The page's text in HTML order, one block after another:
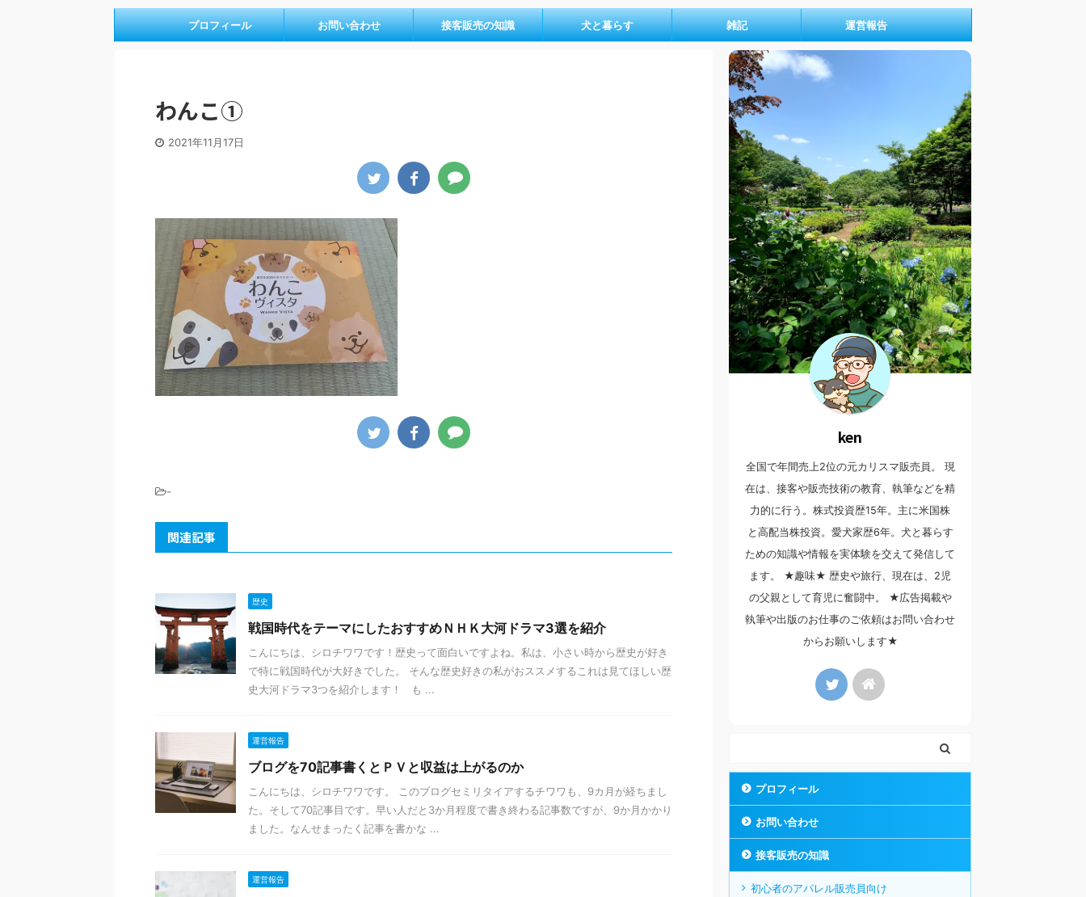
プロフィール お問い合わせ 接客販売の知識 犬と暮らす 雑記 運営報告
わんこ①
2021年11月17日
-
関連記事
歴史
戦国時代をテーマにしたおすすめＮＨＫ大河ドラマ3選を紹介
こんにちは、シロチワワです！歴史って面白いですよね。私は、小さい時から歴史が好き
で特に戦国時代が大好きでした。 そんな歴史好きの私がおススメするこれは見てほしい歴
史大河ドラマ3つを紹介します！ も ...
運営報告
ブログを70記事書くとＰＶと収益は上がるのか
こんにちは、シロチワワです。 このブログセミリタイアするチワワも、9カ月が経ちまし
た。そして70記事目です。早い人だと3か月程度で書き終わる記事数ですが、9か月かかり
ました。なんせまったく記事を書かな ...
運営報告
ken
全国で年間売上2位の元カリスマ販売員。 現
在は、接客や販売技術の教育、執筆などを精
力的に行う。株式投資歴15年。主に米国株
と高配当株投資。愛犬家歴6年。犬と暮らす
ための知識や情報を実体験を交えて発信して
ます。 ★趣味★ 歴史や旅行、現在は、2児
の父親として育児に奮闘中。 ★広告掲載や
執筆や出版のお仕事のご依頼はお問い合わせ
からお願いします★
プロフィール
お問い合わせ
接客販売の知識
初心者のアパレル販売員向け